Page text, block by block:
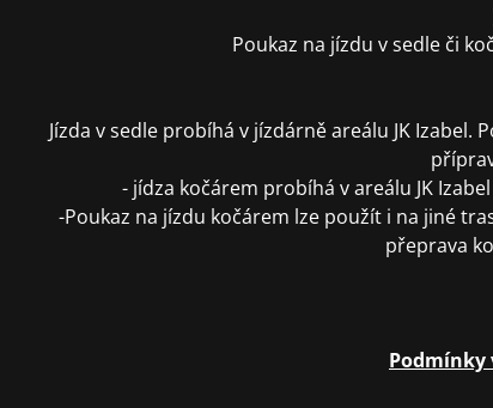
Poukaz na jízdu v sedle či
Jízda v sedle probíhá v jízdárně areálu JK
- jídza kočárem probíhá v areálu JK
-Poukaz na jízdu kočárem lze použít i na jiné
přeprava
Podmínky